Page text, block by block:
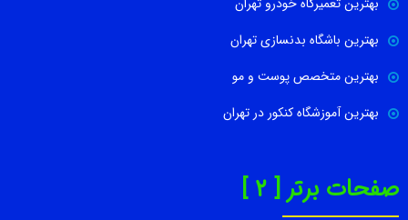
بهترین تعمیرگاه خودرو تهران
بهترین باشگاه بدنسازی تهران
بهترین متخصص پوست و مو
بهترین آموزشگاه کنکور در تهران
صفحات برتر [ 2 ]